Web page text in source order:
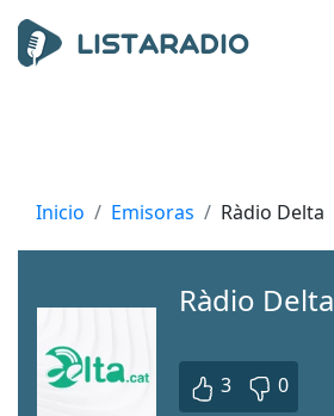
Inicio Emisoras Ràdio Delta
Ràdio Delta
3 0